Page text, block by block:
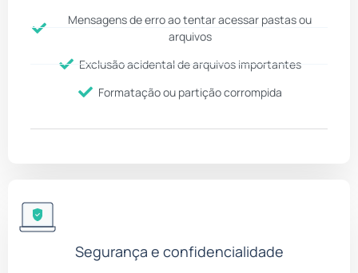
Mensagens de erro ao tentar acessar pastas ou
arquivos
Exclusão acidental de arquivos importantes
Formatação ou partição corrompida
Segurança e confidencialidade